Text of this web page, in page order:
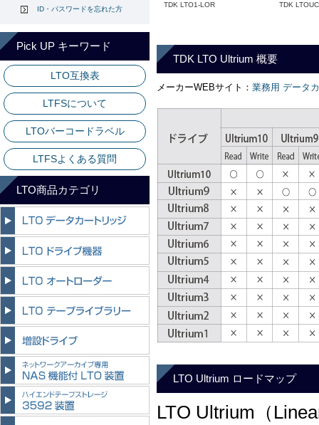
ID・パスワードを忘れた方
Pick UP キーワード
LTO互換表
LTFSについて
LTOバーコードラベル
LTFSよくある質問
LTO商品カテゴリ
TDK LTO1-LOR TDK
TDK LTO Ultrium 概要
メーカーWEBサイト ： 業務用 データ
LTO Ultrium ロードマップ
LTO Ultrium（